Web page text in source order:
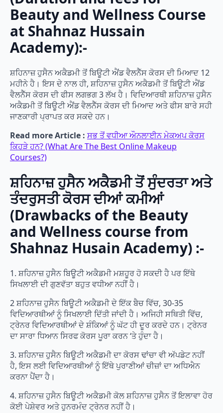
Beauty and Wellness Course
at Shahnaz Hussain
Academy):-
ਸ਼ਹਿਨਾਜ਼ ਹੁਸੈਨ ਅਕੈਡਮੀ ਤੋਂ ਬਿਊਟੀ ਐਂਡ ਵੈਲਨੈੱਸ ਕੋਰਸ ਦੀ ਮਿਆਦ 12
ਮਹੀਨੇ ਹੈ। ਇਸ ਦੇ ਨਾਲ ਹੀ, ਸ਼ਹਿਨਾਜ਼ ਹੁਸੈਨ ਅਕੈਡਮੀ ਤੋਂ ਬਿਊਟੀ ਐਂਡ
ਵੈਲਨੈੱਸ ਕੋਰਸ ਦੀ ਫੀਸ ਲਗਭਗ 3 ਲੱਖ ਹੈ। ਵਿਦਿਆਰਥੀ ਸ਼ਹਿਨਾਜ਼ ਹੁਸੈਨ
ਅਕੈਡਮੀ ਤੋਂ ਬਿਊਟੀ ਐਂਡ ਵੈਲਨੈੱਸ ਕੋਰਸ ਦੀ ਮਿਆਦ ਅਤੇ ਫੀਸ ਬਾਰੇ ਸਹੀ
ਜਾਣਕਾਰੀ ਪ੍ਰਾਪਤ ਕਰ ਸਕਦੇ ਹਨ।
Read more Article : ਸਭ ਤੋਂ ਵਧੀਆ ਔਨਲਾਈਨ ਮੇਕਅਪ ਕੋਰਸ
ਕਿਹੜੇ ਹਨ? (What Are The Best Online Makeup
Courses?)
ਸ਼ਹਿਨਾਜ਼ ਹੁਸੈਨ ਅਕੈਡਮੀ ਤੋਂ ਸੁੰਦਰਤਾ ਅਤੇ
ਤੰਦਰੁਸਤੀ ਕੋਰਸ ਦੀਆਂ ਕਮੀਆਂ
(Drawbacks of the Beauty
and Wellness course from
Shahnaz Husain Academy) :-
1. ਸ਼ਹਿਨਾਜ਼ ਹੁਸੈਨ ਬਿਊਟੀ ਅਕੈਡਮੀ ਮਸ਼ਹੂਰ ਹੋ ਸਕਦੀ ਹੈ ਪਰ ਇੱਥੇ
ਸਿਖਲਾਈ ਦੀ ਗੁਣਵੱਤਾ ਬਹੁਤ ਵਧੀਆ ਨਹੀਂ ਹੈ।
2 ਸ਼ਹਿਨਾਜ਼ ਹੁਸੈਨ ਬਿਊਟੀ ਅਕੈਡਮੀ ਦੇ ਇੱਕ ਬੈਚ ਵਿੱਚ, 30-35
ਵਿਦਿਆਰਥੀਆਂ ਨੂੰ ਸਿਖਲਾਈ ਦਿੱਤੀ ਜਾਂਦੀ ਹੈ। ਅਜਿਹੀ ਸਥਿਤੀ ਵਿੱਚ,
ਟ੍ਰੇਨਰ ਵਿਦਿਆਰਥੀਆਂ ਦੇ ਸ਼ੰਕਿਆਂ ਨੂੰ ਘੱਟ ਹੀ ਦੂਰ ਕਰਦੇ ਹਨ। ਟ੍ਰੇਨਰ
ਦਾ ਸਾਰਾ ਧਿਆਨ ਸਿਰਫ ਕੋਰਸ ਪੂਰਾ ਕਰਨ ‘ਤੇ ਹੁੰਦਾ ਹੈ।
3. ਸ਼ਹਿਨਾਜ਼ ਹੁਸੈਨ ਬਿਊਟੀ ਅਕੈਡਮੀ ਦਾ ਕੋਰਸ ਢਾਂਚਾ ਵੀ ਅੱਪਡੇਟ ਨਹੀਂ
ਹੈ, ਇਸ ਲਈ ਵਿਦਿਆਰਥੀਆਂ ਨੂੰ ਇੱਥੇ ਪੁਰਾਣੀਆਂ ਚੀਜ਼ਾਂ ਦਾ ਅਧਿਐਨ
ਕਰਨਾ ਪੈਂਦਾ ਹੈ।
4. ਸ਼ਹਿਨਾਜ਼ ਹੁਸੈਨ ਬਿਊਟੀ ਅਕੈਡਮੀ ਕੋਲ ਸ਼ਹਿਨਾਜ਼ ਹੁਸੈਨ ਤੋਂ ਇਲਾਵਾ ਹੋਰ
ਕੋਈ ਪੇਸ਼ੇਵਰ ਅਤੇ ਹੁਨਰਮੰਦ ਟ੍ਰੇਨਰ ਨਹੀਂ ਹੈ।